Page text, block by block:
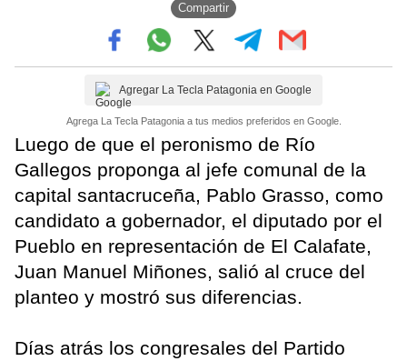
Compartir
Agregar La Tecla Patagonia en Google
Agrega La Tecla Patagonia a tus medios preferidos en Google.
Luego de que el peronismo de Río
Gallegos proponga al jefe comunal de la
capital santacruceña, Pablo Grasso, como
candidato a gobernador, el diputado por el
Pueblo en representación de El Calafate,
Juan Manuel Miñones, salió al cruce del
planteo y mostró sus diferencias.
Días atrás los congresales del Partido